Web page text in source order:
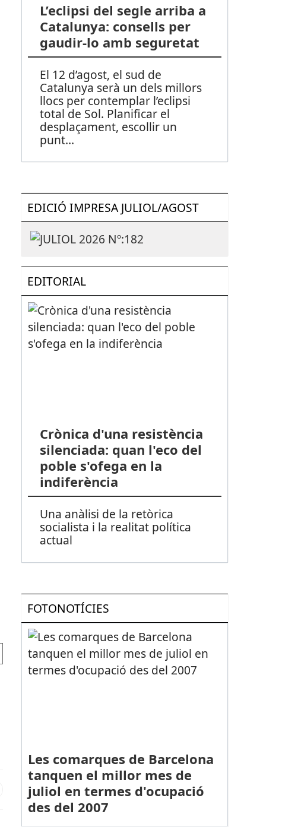
L’eclipsi del segle arriba a
Catalunya: consells per
gaudir-lo amb seguretat
El 12 d’agost, el sud de
Catalunya serà un dels millors
llocs per contemplar l’eclipsi
total de Sol. Planificar el
desplaçament, escollir un
punt...
EDICIÓ IMPRESA JULIOL/AGOST
EDITORIAL
Crònica d'una resistència
silenciada: quan l'eco del
poble s'ofega en la
indiferència
Una anàlisi de la retòrica
socialista i la realitat política
actual
FOTONOTÍCIES
Les comarques de Barcelona
tanquen el millor mes de
juliol en termes d'ocupació
des del 2007